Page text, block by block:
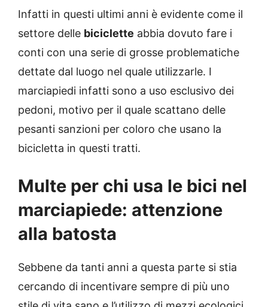
Infatti in questi ultimi anni è evidente come il
settore delle biciclette abbia dovuto fare i
conti con una serie di grosse problematiche
dettate dal luogo nel quale utilizzarle. I
marciapiedi infatti sono a uso esclusivo dei
pedoni, motivo per il quale scattano delle
pesanti sanzioni per coloro che usano la
bicicletta in questi tratti.
Multe per chi usa le bici nel
marciapiede: attenzione
alla batosta
Sebbene da tanti anni a questa parte si stia
cercando di incentivare sempre di più uno